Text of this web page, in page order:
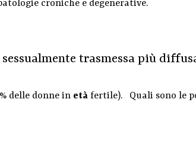
croniche e degenerative.
trasmessa più
delle donne in età fertile). Quali sono le